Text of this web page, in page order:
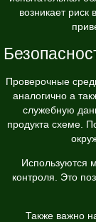
возникает
Проверочные
аналогично а
служебную
продукта схеме.
Используются
контроля. Это
Также важно